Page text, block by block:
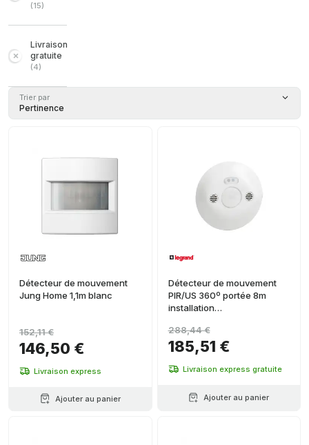
(15)
Livraison
gratuite
(4)
Trier par
Pertinence
Détecteur de mouvement
Jung Home 1,1m blanc
146,50 €
152,11 €
Livraison express
Ajouter au panier
Détecteur de mouvement
PIR/US 360º portée 8m
installation
185,51 €
288,44 €
Livraison express gratuite
Ajouter au panier